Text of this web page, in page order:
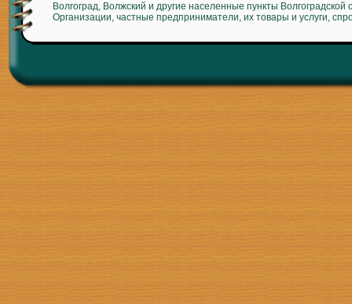
Волгоград, Волжский и другие населенные пункты Волгоградской
Организации, частные предприниматели, их товары и услуги,